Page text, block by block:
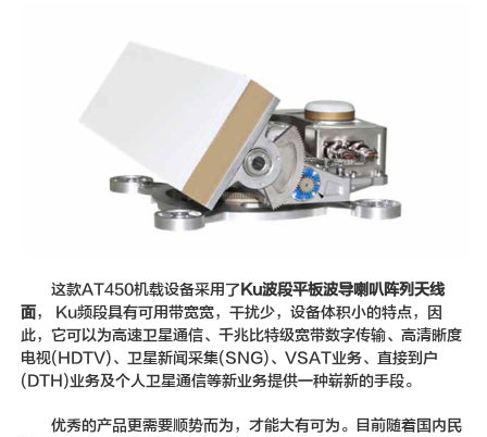
这款AT450机载设备采用了 Ku波段平板波导喇叭阵列天线
面， Ku频段具有可用带宽宽，干扰少，设备体积小的特点，因
此，它可以为高速卫星通信、千兆比特级宽带数字传输、高清晰度
电视(HDTV)、卫星新闻采集(SNG)、VSAT业务、直接到户
(DTH)业务及个人卫星通信等新业务提供一种崭新的手段。
优秀的产品更需要顺势而为，才能大有可为。目前随着国内民